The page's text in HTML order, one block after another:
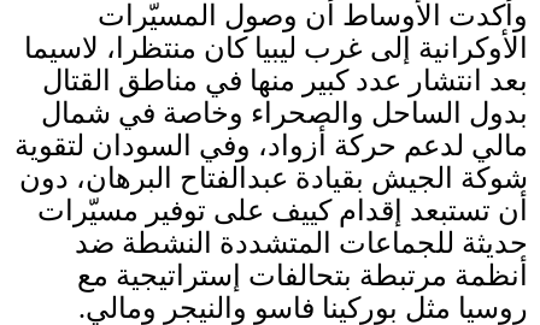
وأكدت الأوساط أن وصول المسيّرات
الأوكرانية إلى غرب ليبيا كان منتظرا، لاسيما
بعد انتشار عدد كبير منها في مناطق القتال
بدول الساحل والصحراء وخاصة في شمال
مالي لدعم حركة أزواد، وفي السودان لتقوية
شوكة الجيش بقيادة عبدالفتاح البرهان، دون
أن تستبعد إقدام كييف على توفير مسيّرات
حديثة للجماعات المتشددة النشطة ضد
أنظمة مرتبطة بتحالفات إستراتيجية مع
روسيا مثل بوركينا فاسو والنيجر ومالي.